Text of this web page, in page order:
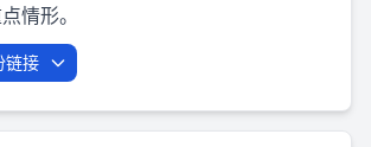
情形。
链接